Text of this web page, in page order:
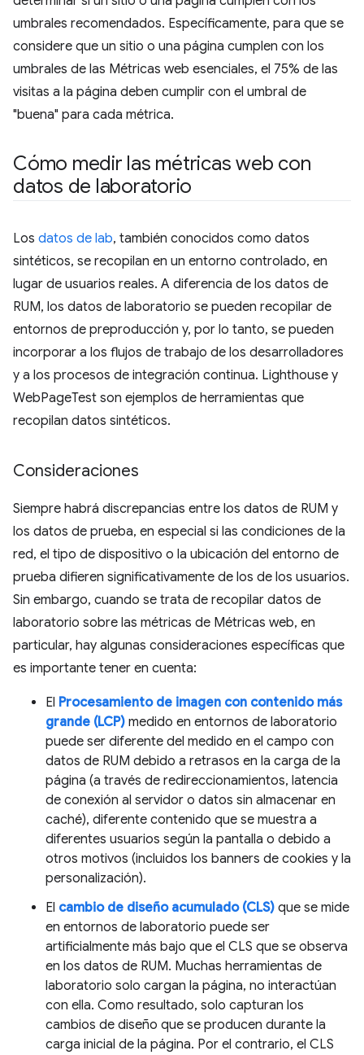
umbrales recomendados. Específicamente, para que se
considere que un sitio o una página cumplen con los
umbrales de las Métricas web esenciales, el 75% de las
visitas a la página deben cumplir con el umbral de
"buena" para cada métrica.
Cómo medir las métricas web con
datos de laboratorio
Los datos de lab, también conocidos como datos
sintéticos, se recopilan en un entorno controlado, en
lugar de usuarios reales. A diferencia de los datos de
RUM, los datos de laboratorio se pueden recopilar de
entornos de preproducción y, por lo tanto, se pueden
incorporar a los flujos de trabajo de los desarrolladores
y a los procesos de integración continua. Lighthouse y
WebPageTest son ejemplos de herramientas que
recopilan datos sintéticos.
Consideraciones
Siempre habrá discrepancias entre los datos de RUM y
los datos de prueba, en especial si las condiciones de la
red, el tipo de dispositivo o la ubicación del entorno de
prueba difieren significativamente de los de los usuarios.
Sin embargo, cuando se trata de recopilar datos de
laboratorio sobre las métricas de Métricas web, en
particular, hay algunas consideraciones específicas que
es importante tener en cuenta:
El Procesamiento de imagen con contenido más
grande (LCP) medido en entornos de laboratorio
puede ser diferente del medido en el campo con
datos de RUM debido a retrasos en la carga de la
página (a través de redireccionamientos, latencia
de conexión al servidor o datos sin almacenar en
caché), diferente contenido que se muestra a
diferentes usuarios según la pantalla o debido a
otros motivos (incluidos los banners de cookies y la
personalización).
El cambio de diseño acumulado (CLS) que se mide
en entornos de laboratorio puede ser
artificialmente más bajo que el CLS que se observa
en los datos de RUM. Muchas herramientas de
laboratorio solo cargan la página, no interactúan
con ella. Como resultado, solo capturan los
cambios de diseño que se producen durante la
carga inicial de la página. Por el contrario, el CLS